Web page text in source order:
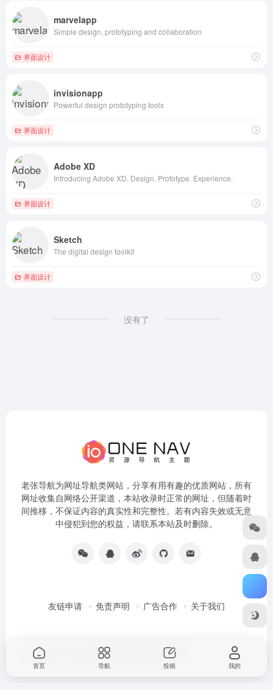
marvelapp
Simple design, prototyping and collaboration
界面设计
invisionapp
Powerful design prototyping tools
界面设计
Adobe XD
Introducing Adobe XD. Design. Prototype. Experience.
界面设计
Sketch
The digital design toolkit
界面设计
没有了
老张导航为网址导航类网站，分享有用有趣的优质网站，所有
网址收集自网络公开渠道，本站收录时正常的网址，但随着时
间推移，不保证内容的真实性和完整性。若有内容失效或无意
中侵犯到您的权益，请联系本站及时删除。
友链申请 免责声明 广告合作 关于我们
Copyright © 2026 老张导航 强力驱动
首页 导航 投稿 我的